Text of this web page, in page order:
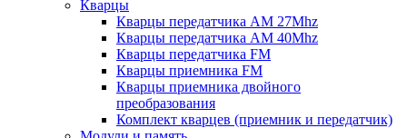
Кварцы
Кварцы передатчика AM 27Mhz
Кварцы передатчика AM 40Mhz
Кварцы передатчика FM
Кварцы приемника FM
Кварцы приемника двойного
преобразования
Комплект кварцев (приемник и передатчик)